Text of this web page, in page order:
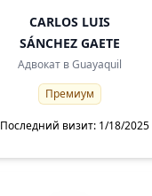
CARLOS LUIS
SÁNCHEZ GAETE
Адвокат в Guayaquil
Премиум
Последний визит: 1/18/2025